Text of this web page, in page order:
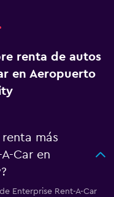
renta de autos
en Aeropuerto
más
Car en
Enterprise Rent-A-Car